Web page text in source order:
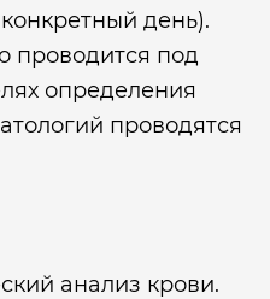
день).
проводится под
определения
проводятся
анализ крови.